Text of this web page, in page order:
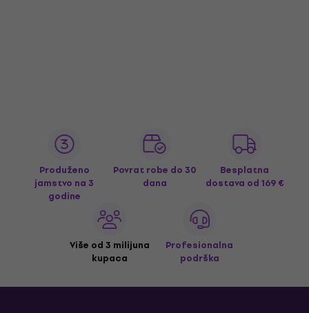
Produženo
jamstvo na 3
godine
Povrat robe do 30
dana
Besplatna
dostava od 169 €
Više od 3 milijuna
kupaca
Profesionalna
podrška